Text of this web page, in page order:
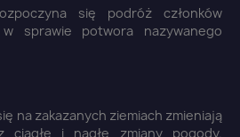
się podróż członków
sprawie potwora nazywanego
na zakazanych ziemiach zmieniają
ciągłe i nagłe zmiany pogody.